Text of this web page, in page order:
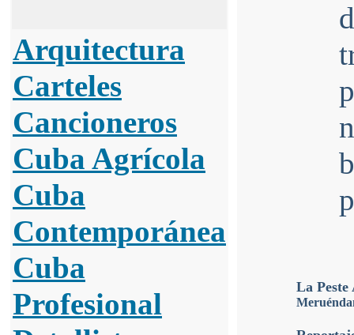
Arquitectura
Carteles
Cancioneros
Cuba Agrícola
Cuba
Contemporánea
Cuba
Profesional
La Peste